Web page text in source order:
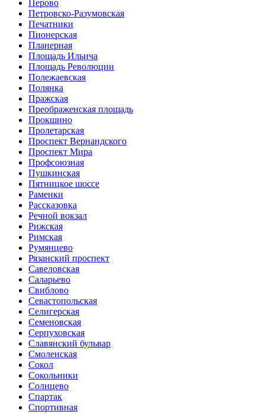
Перово
Петровско-Разумовская
Печатники
Пионерская
Планерная
Площадь Ильича
Площадь Революции
Полежаевская
Полянка
Пражская
Преобра­женская площадь
Прокшино
Пролетарская
Проспект Вернандского
Проспект Мира
Профсоюзная
Пушкинская
Пятницкое шоссе
Раменки
Рассказовка
Речной вокзал
Рижская
Римская
Румянцево
Рязанский проспект
Савеловская
Саларьево
Свиблово
Севасто­польская
Селигерская
Семеновская
Серпуховская
Славянский бульвар
Смоленская
Сокол
Сокольники
Солнцево
Спартак
Спортивная